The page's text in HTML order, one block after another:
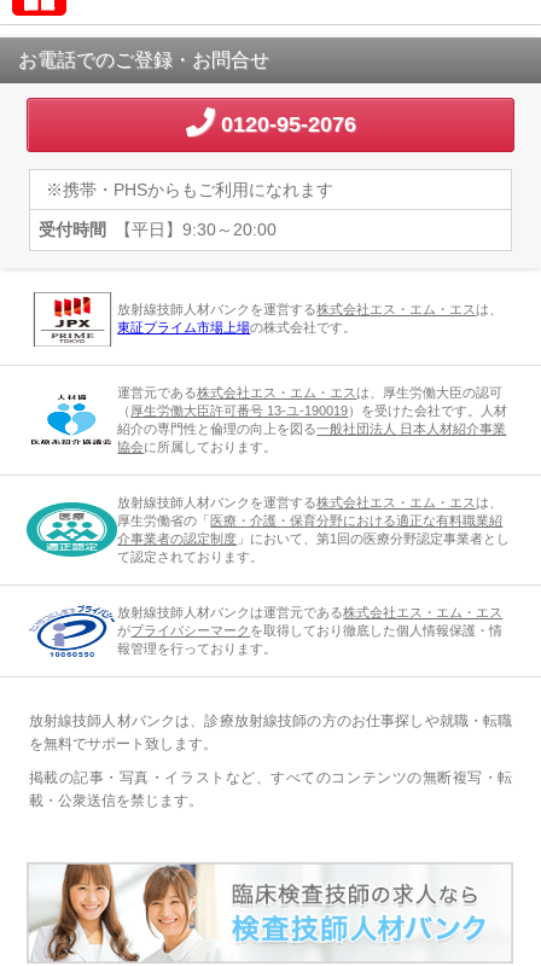
お電話でのご登録・お問合せ
0120-95-2076
※携帯・PHSからもご利用になれます
受付時間 【平日】9:30～20:00
放射線技師人材バンクを運営する株式会社エス・エム・エスは、
東証プライム市場上場の株式会社です。
運営元である株式会社エス・エム・エスは、厚生労働大臣の認可
（ 厚生労働大臣許可番号 13-ユ-190019）を受けた会社です。人材
紹介の専門性と倫理の向上を図る一般社団法人 日本人材紹介事業
協会に所属しております。
放射線技師人材バンクを運営する株式会社エス・エム・エスは、
厚生労働省の「 医療・介護・保育分野における適正な有料職業紹
介事業者の認定制度 」において、第1回の医療分野認定事業者とし
て認定されております。
放射線技師人材バンクは運営元である株式会社エス・エム・エス
がプライバシーマーク を取得しており徹底した個人情報保護・情
報管理を行っております。
放射線技師人材バンクは、診療放射線技師の方のお仕事探しや就職・転職
を無料でサポート致します。
掲載の記事・写真・イラストなど、すべてのコンテンツの無断複写・転
載・公衆送信を禁じます。